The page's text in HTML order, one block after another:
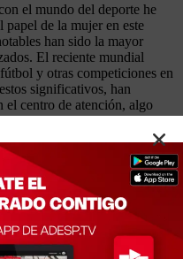
el mundo del deporte he
de la mujer en este
han sido la mayor
El reciente mundial
y otras competiciones en
significativos, han
el centro de atención, algo
de la mujer en todos los
el alto rendimiento son
acceso a las becas
destinado a las
de vista del liderazgo
en roles de alta
siendo baja, cada vez más